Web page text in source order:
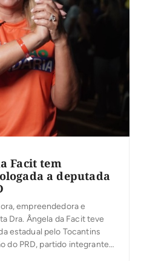
Facit tem
a deputada
empreendedora e
Dra. Ângela da Facit teve
estadual pelo Tocantins
do PRD, partido integrante